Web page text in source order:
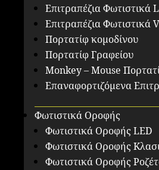
Επιτραπέζια Φωτιστικά
Επιτραπέζια Φωτιστικά
Πορτατίφ κομοδίνου
Πορτατίφ Γραφείου
Monkey – Mouse
Επαναφορτιζόμενα
Φωτιστικά Οροφής
Φωτιστικά Οροφής LED
Φωτιστικά Οροφής
Φωτιστικά Οροφής